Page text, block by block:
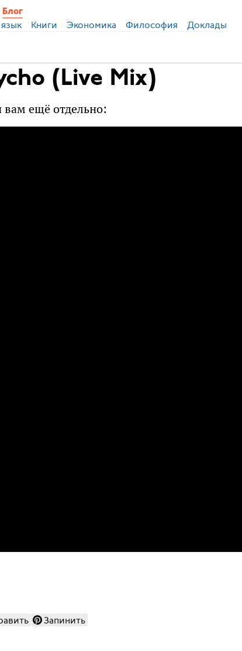
Блог
Книги Экономика Философия Доклады
(Live Mix)
вам ещё отдельно:
Запинить